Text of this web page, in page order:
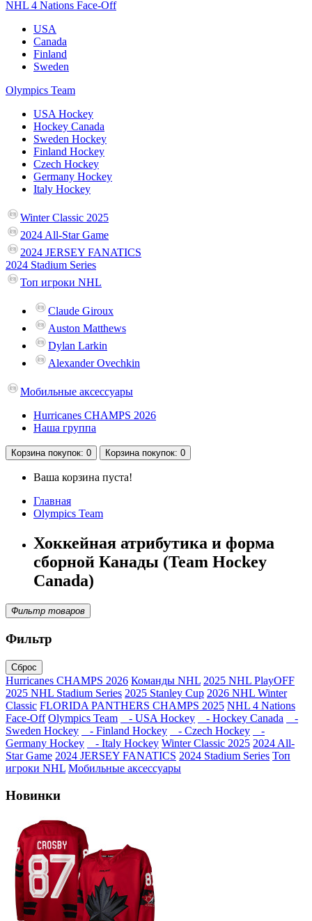
NHL 4 Nations Face-Off
USA
Canada
Finland
Sweden
Olympics Team
USA Hockey
Hockey Canada
Sweden Hockey
Finland Hockey
Czech Hockey
Germany Hockey
Italy Hockey
Winter Classic 2025
2024 All-Star Game
2024 JERSEY FANATICS
2024 Stadium Series
Топ игроки NHL
Claude Giroux
Auston Matthews
Dylan Larkin
Alexander Ovechkin
Мобильные аксессуары
Hurricanes CHAMPS 2026
Наша группа
Корзина покупок: 0 Корзина покупок: 0
Ваша корзина пуста!
Главная
Olympics Team
Хоккейная атрибутика и форма
сборной Канады (Team Hockey
Canada)
Фильтр товаров
Фильтр
Сброс
Hurricanes CHAMPS 2026 Команды NHL 2025 NHL PlayOFF
2025 NHL Stadium Series 2025 Stanley Cup 2026 NHL Winter
Classic FLORIDA PANTHERS CHAMPS 2025 NHL 4 Nations
Face-Off Olympics Team - USA Hockey - Hockey Canada
-
Sweden Hockey
- Finland Hockey - Czech Hockey
-
Germany Hockey
- Italy Hockey Winter Classic 2025 2024 All-
Star Game 2024 JERSEY FANATICS 2024 Stadium Series Топ
игроки NHL Мобильные аксессуары
Новинки